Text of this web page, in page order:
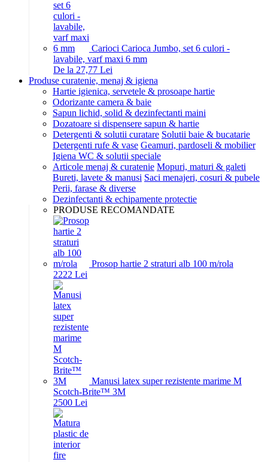
Carioci Carioca Jumbo, set 6 culori -
lavabile, varf maxi 6 mm
De la 27,77 Lei
Produse curatenie, menaj & igiena
Hartie igienica, servetele & prosoape hartie
Odorizante camera & baie
Sapun lichid, solid & dezinfectanti maini
Dozatoare si dispensere sapun & hartie
Detergenti & solutii curatare Solutii baie & bucatarie
Detergenti rufe & vase Geamuri, pardoseli & mobilier
Igiena WC & solutii speciale
Articole menaj & curatenie Mopuri, maturi & galeti
Bureti, lavete & manusi Saci menajeri, cosuri & pubele
Perii, farase & diverse
Dezinfectanti & echipamente protectie
PRODUSE RECOMANDATE
Prosop hartie 2 straturi alb 100 m/rola
2222 Lei
Manusi latex super rezistente marime M
Scotch-Brite™ 3M
2500 Lei